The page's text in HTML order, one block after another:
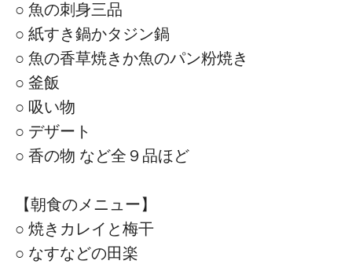
○ 魚の刺身三品
○ 紙すき鍋かタジン鍋
○ 魚の香草焼きか魚のパン粉焼き
○ 釜飯
○ 吸い物
○ デザート
○ 香の物 など全９品ほど
【朝食のメニュー】
○ 焼きカレイと梅干
○ なすなどの田楽